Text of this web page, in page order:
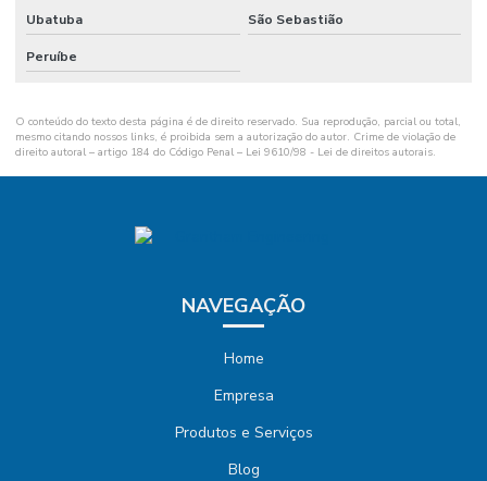
Ubatuba São Sebastião
Peruíbe
O conteúdo do texto desta página é de direito reservado. Sua reprodução, parcial ou total,
mesmo citando nossos links, é proibida sem a autorização do autor. Crime de violação de
direito autoral – artigo 184 do Código Penal – Lei 9610/98 - Lei de direitos autorais.
NAVEGAÇÃO
Home
Empresa
Produtos e Serviços
Blog